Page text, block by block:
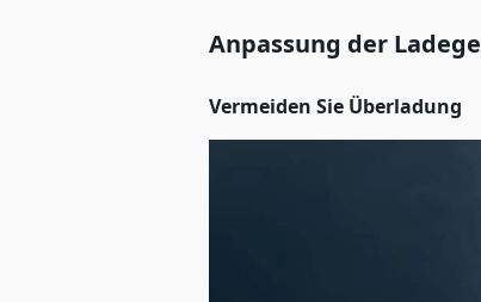
Anpassung der
Vermeiden Sie Überladung